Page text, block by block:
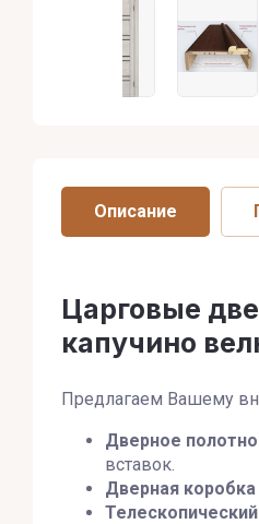
Описание
Царговые
капучино
Предлагаем Вашему
Дверное полотно
вставок.
Дверная коробка